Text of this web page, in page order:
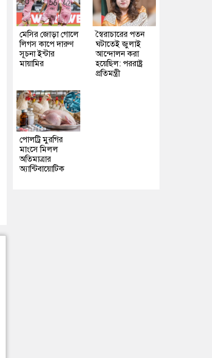
মেসির জোড়া গোলে
লিগস কাপে দারুণ
সূচনা ইন্টার
মায়ামির
স্বৈরাচারের পতন
ঘটাতেই জুলাই
আন্দোলন করা
হয়েছিল: পররাষ্ট্র
প্রতিমন্ত্রী
পোলট্রি মুরগির
মাংসে মিলল
অতিমাত্রার
অ্যান্টিবায়োটিক